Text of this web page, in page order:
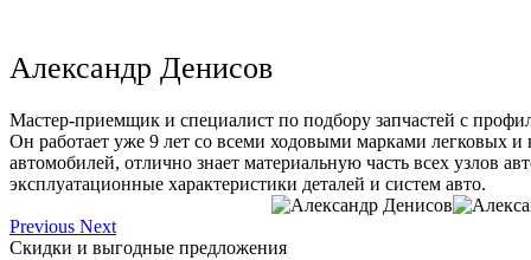
Александр Денисов
Мастер-приемщик и специалист по подбору запчастей с
Он работает уже 9 лет со всеми ходовыми марками легковых и
автомобилей, отлично знает материальную часть всех узлов
эксплуатационные характеристики деталей и систем авто.
Previous Next
Скидки и выгодные предложения